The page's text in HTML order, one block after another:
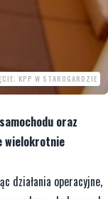
KPP W STAROGARDZIE
oraz
wielokrotnie
działania operacyjne,